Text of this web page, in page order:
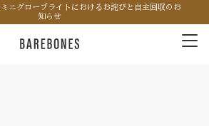
ニグローブライトにおけるお詫びと自主回収のお
知らせ